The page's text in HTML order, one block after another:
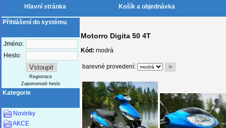
Hlavní stránka Košík a objednávka
Přihlášení do systému
Jméno:
Heslo:
Registrace
Zapomenuté heslo
Kategorie
Novinky
AKCE
Motorro Digita 50 4T
Kód: modrá
barevné provedení: